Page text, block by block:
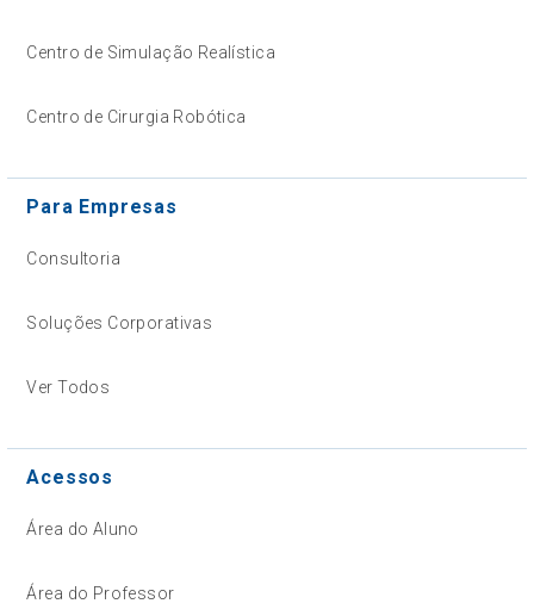
Centro de Simulação Realística
Centro de Cirurgia Robótica
Para Empresas
Consultoria
Soluções Corporativas
Ver Todos
Acessos
Área do Aluno
Área do Professor